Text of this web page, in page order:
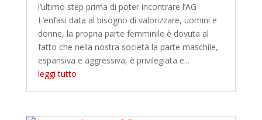
l’ultimo step prima di poter incontrare l’AG
L’enfasi data al bisogno di valorizzare, uomini e
donne, la propria parte femminile è dovuta al
fatto che nella nostra società la parte maschile,
espansiva e aggressiva, è privilegiata e...
leggi tutto